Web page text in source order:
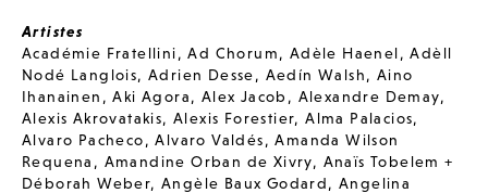
Artistes
Académie Fratellini,Ad Chorum, Adèle Haenel,Adèll
Nodé Langlois,Adrien Desse, Aedín Walsh, Aino
Ihanainen ,Aki Agora, Alex Jacob , Alexandre Demay,
Alexis Akrovatakis,Alexis Forestier,Alma Palacios,
Alvaro Pacheco,Alvaro Valdés,Amanda Wilson
Requena , Amandine Orban de Xivry, Anaïs Tobelem +
Déborah Weber,Angèle Baux Godard,Angelina